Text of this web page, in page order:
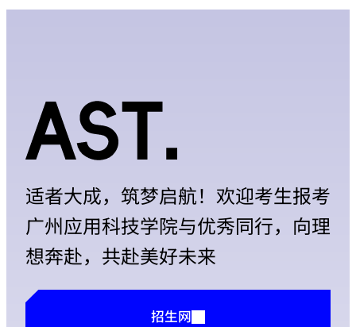
适者大成，筑梦启航！欢迎考生报考
广州应用科技学院与优秀同行，向理
想奔赴，共赴美好未来
招生网